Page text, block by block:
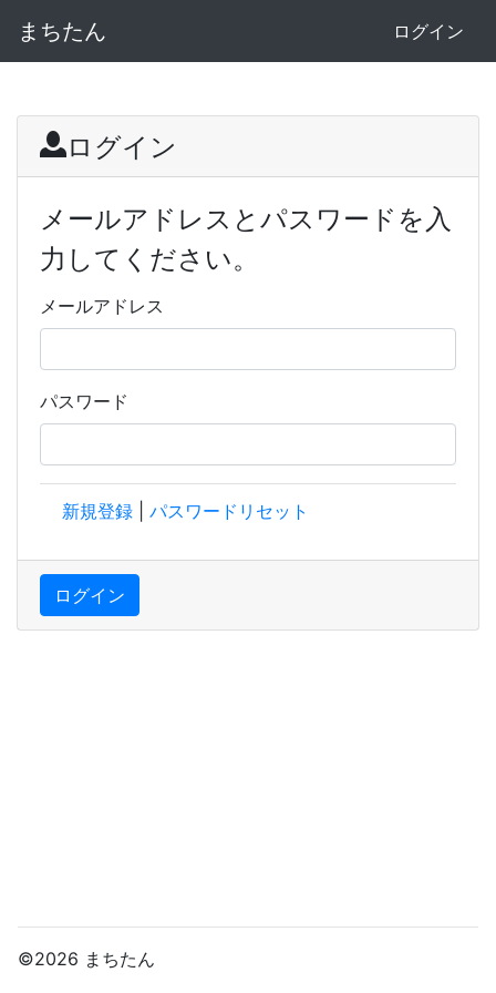
まちたん ログイン
ログイン
メールアドレスとパスワードを入
力してください。
メールアドレス
パスワード
新規登録 パスワードリセット
ログイン
©2026 まちたん